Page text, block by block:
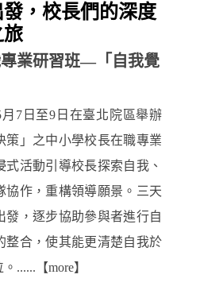
，校長們的深度
旅
業研習班—「自我覺
7日至9日在臺北院區舉辦
策」之中小學校長在職專業
活動引導校長探索自我、
協作，重構領導願景。三天
發，逐步協助參與者進行自
整合，使其能更清楚自我於
......【more】